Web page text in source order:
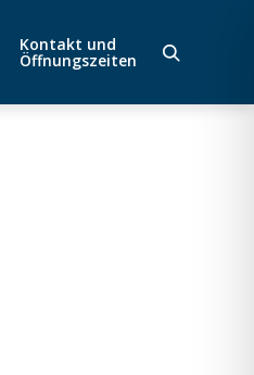
Kontakt und
Öffnungszeiten